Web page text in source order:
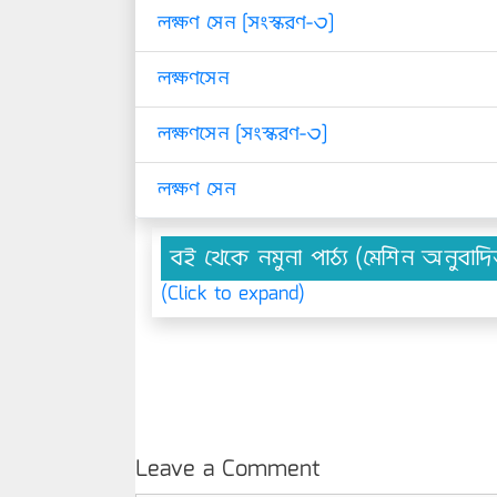
লক্ষণ সেন [সংস্করণ-৩]
লক্ষণসেন
লক্ষণসেন [সংস্করণ-৩]
লক্ষণ সেন
বই থেকে নমুনা পাঠ্য (মেশিন
(Click to expand)
Leave a Comment